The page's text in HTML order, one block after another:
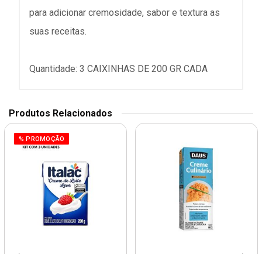
para adicionar cremosidade, sabor e textura as
suas receitas.
Quantidade: 3 CAIXINHAS DE 200 GR CADA
Produtos Relacionados
% PROMOÇÃO